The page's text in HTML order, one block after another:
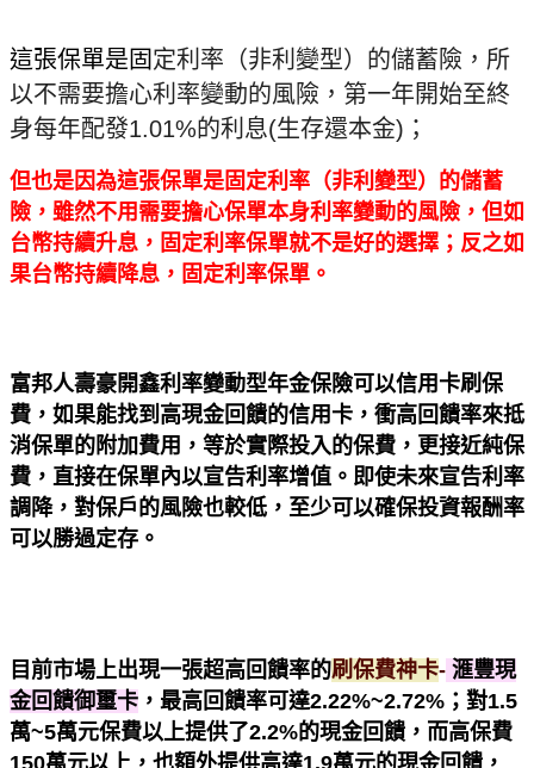
這張保單是固 定利率（非利變型）的儲蓄險，所
以不需要擔心利率變動的風險，第一年開始至終
身每年配發1.01%的利息(生存還本金)；
但也是因為這張保單是固 定利率（非利變型）的儲蓄
險，雖然不用需要擔心保單本身利率變動的風險，但如
台幣持續升息，固定利率保單就不是好的選擇；反之如
果台幣持續降息，固定利率保單。
富邦人壽豪開鑫利率變動型年金保險可以信用卡刷保
費，如果能找到高現金回饋的信用卡，衝高回饋率來抵
消保單的附加費用，等於實際投入的保費，更接近純保
費，直接在保單內以宣告利率增值。即使未來宣告利率
調降，對保戶的風險也較低，至少可以確保投資報酬率
可以勝過定存。
目前市場上出現一張超高回饋率的刷保費神卡- 滙豐現
金回饋御璽卡 ，最高回饋率可達2.22%~2.72%；對1.5
萬~5萬元保費以上提供了2.2%的現金回饋，而高保費
150萬元以上，也額外提供高達1.9萬元的現金回饋，